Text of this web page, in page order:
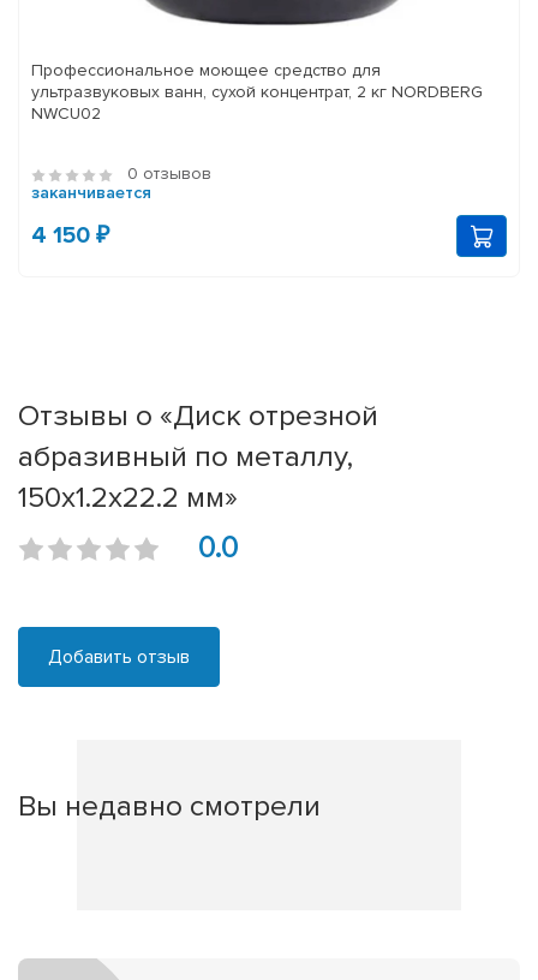
Профессиональное моющее средство для
ультразвуковых ванн, сухой концентрат, 2 кг NORDBERG
NWCU02
0 отзывов
заканчивается
4 150 ₽
Отзывы о «Диск отрезной
абразивный по металлу,
150х1.2х22.2 мм»
0.0
Добавить отзыв
Вы недавно смотрели